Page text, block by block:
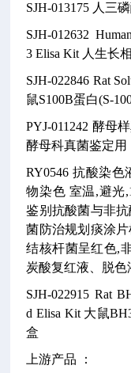
SJH-013175 人三
SJH-012632
3 Elisa Kit 人生长
SJH-022846 Rat
鼠S100B蛋白(S-
PYJ-011242 酵母
酵母科真菌鉴定用
RY0546 抗酸染色
物染色 室温,避光
鉴别抗酸菌与非抗
菌防治规划痰涂
结核杆菌呈红色,
炭酸复红液、脱色
SJH-022915 Rat
d Elisa Kit 大鼠
盒
上游产品 ：